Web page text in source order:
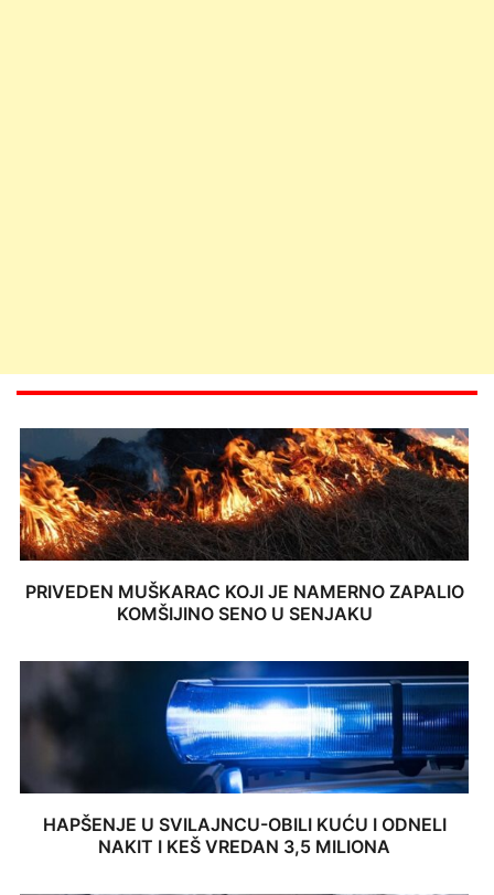
PRIVEDEN MUŠKARAC KOJI JE NAMERNO ZAPALIO
KOMŠIJINO SENO U SENJAKU
HAPŠENJE U SVILAJNCU-OBILI KUĆU I ODNELI
NAKIT I KEŠ VREDAN 3,5 MILIONA